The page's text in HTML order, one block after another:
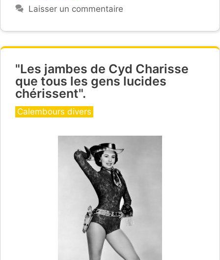
Laisser un commentaire
"Les jambes de Cyd Charisse
que tous les gens lucides
chérissent".
Catégories
Calembours divers